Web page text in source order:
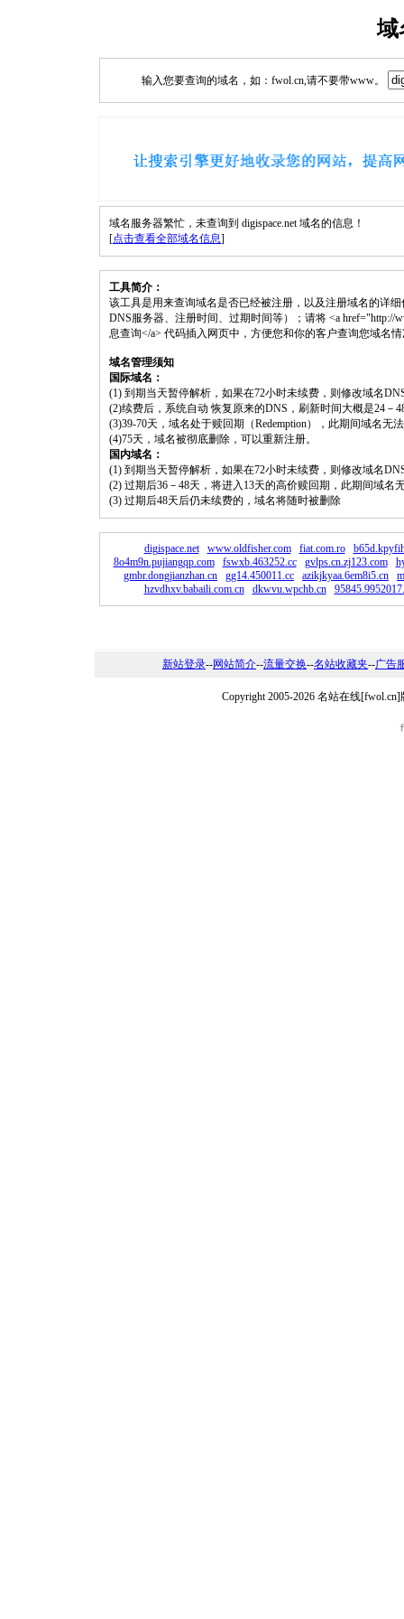
域
输入您要查询的域名，如：fwol.cn,请不要带www。
域名服务器繁忙，未查询到 digispace.net 域名的信息！
[点击查看全部域名信息]
工具简介：
该工具是用来查询域名是否已经被注册，以及注册域名的详
DNS服务器、注册时间、过期时间等）；请将 <a href="http://
息查询</a> 代码插入网页中，方便您和你的客户查询您域名
域名管理须知
国际域名：
(1) 到期当天暂停解析，如果在72小时未续费，则修改域名
(2)续费后，系统自动 恢复原来的DNS，刷新时间大概是24－
(3)39-70天，域名处于赎回期（Redemption），此期间域名无
(4)75天，域名被彻底删除，可以重新注册。
国内域名：
(1) 到期当天暂停解析，如果在72小时未续费，则修改域名
(2) 过期后36－48天，将进入13天的高价赎回期，此期间域名
(3) 过期后48天后仍未续费的，域名将随时被删除
digispace.net www.oldfisher.com fiat.com.ro
8o4m9n.pujiangqp.com
fswxb.463252.cc gvlps.cn.zj123.com
gmbr.dongjianzhan.cn
gg14.450011.cc azikjkyaa.6em8i5.cn
hzvdhxv.babaili.com.cn
dkwvu.wpchb.cn
新站登录--网站简介--流量交换--名站收藏夹--广告
Copyright 2005-2026 名站在线